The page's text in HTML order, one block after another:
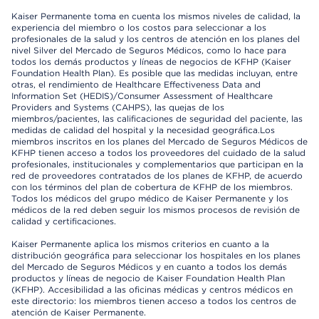
Kaiser Permanente toma en cuenta los mismos niveles de calidad, la
experiencia del miembro o los costos para seleccionar a los
profesionales de la salud y los centros de atención en los planes del
nivel Silver del Mercado de Seguros Médicos, como lo hace para
todos los demás productos y líneas de negocios de KFHP (Kaiser
Foundation Health Plan). Es posible que las medidas incluyan, entre
otras, el rendimiento de Healthcare Effectiveness Data and
Information Set (HEDIS)/Consumer Assessment of Healthcare
Providers and Systems (CAHPS), las quejas de los
miembros/pacientes, las calificaciones de seguridad del paciente, las
medidas de calidad del hospital y la necesidad geográfica.Los
miembros inscritos en los planes del Mercado de Seguros Médicos de
KFHP tienen acceso a todos los proveedores del cuidado de la salud
profesionales, institucionales y complementarios que participan en la
red de proveedores contratados de los planes de KFHP, de acuerdo
con los términos del plan de cobertura de KFHP de los miembros.
Todos los médicos del grupo médico de Kaiser Permanente y los
médicos de la red deben seguir los mismos procesos de revisión de
calidad y certificaciones.
Kaiser Permanente aplica los mismos criterios en cuanto a la
distribución geográfica para seleccionar los hospitales en los planes
del Mercado de Seguros Médicos y en cuanto a todos los demás
productos y líneas de negocio de Kaiser Foundation Health Plan
(KFHP). Accesibilidad a las oficinas médicas y centros médicos en
este directorio: los miembros tienen acceso a todos los centros de
atención de Kaiser Permanente.